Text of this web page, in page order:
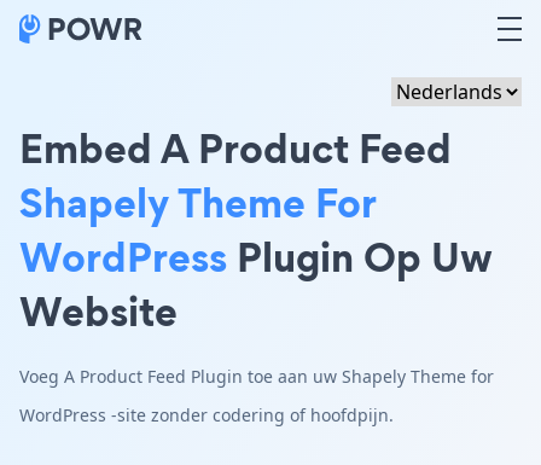
Embed A Product Feed
Shapely Theme For
WordPress Plugin Op Uw
Website
Voeg A Product Feed Plugin toe aan uw Shapely Theme for
WordPress -site zonder codering of hoofdpijn.